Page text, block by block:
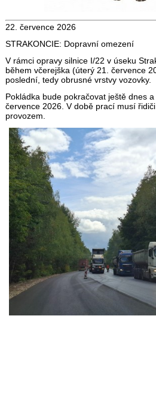
22. července 2026
STRAKONCIE: Dopravní omezení
V rámci opravy silnice I/22 v úseku
během včerejška (úterý 21. července
poslední, tedy obrusné vrstvy vozovky.
Pokládka bude pokračovat ještě dnes
července 2026. V době prací musí
provozem.